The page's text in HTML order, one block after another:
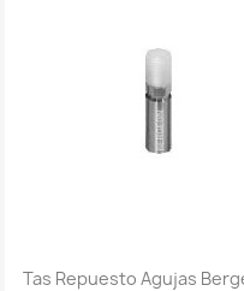
Tas Repuesto Agujas